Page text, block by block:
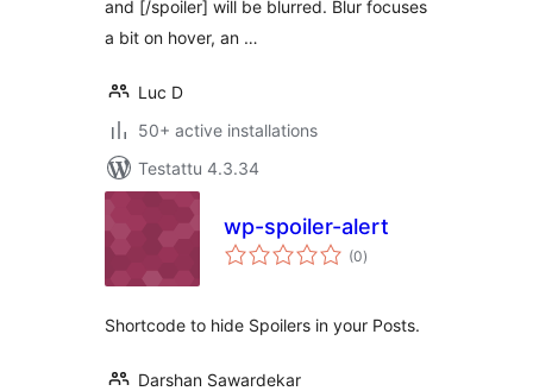
and [/spoiler] will be blurred. Blur focuses
a bit on hover, an …
Luc D
50+ active installations
Testattu 4.3.34
wp-spoiler-alert
(0arvosanat
yhteensä
)
Shortcode to hide Spoilers in your Posts.
Darshan Sawardekar